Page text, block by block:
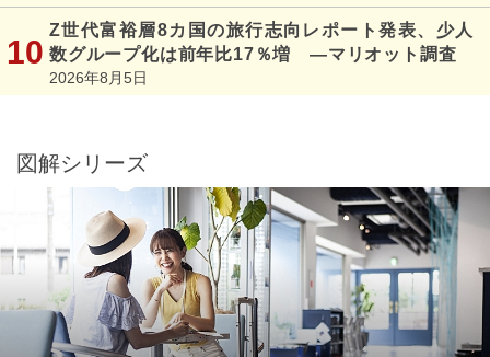
Z世代富裕層8カ国の旅行志向レポート発表、少人
数グループ化は前年比17％増 ―マリオット調査
2026年8月5日
図解シリーズ